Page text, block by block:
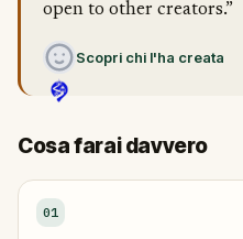
open to other creators.”
Scopri chi l'ha creata
Cosa farai davvero
01